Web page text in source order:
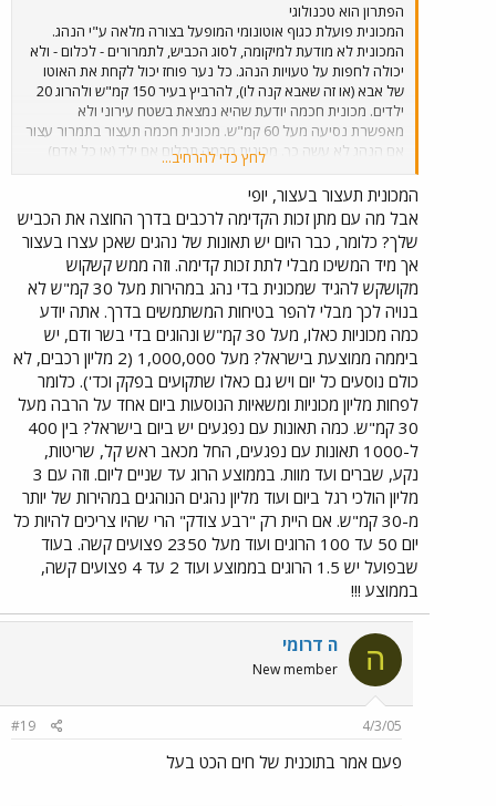
הפתרון הוא טכנולוגי
המכונית פועלת כגוף אוטונומי המופעל בצורה מלאה ע"י הנהג.
המכונית לא מודעת למיקומה, לסוג הכביש, לתמרורים - לכלום - ולא
יכולה לחפות על טעויות הנהג. כל נער פוחז יכול לקחת את האוטו
של אבא (או זה שאבא קנה לו), להרביץ בעיר 150 קמ"ש ולהרוג 20
ילדים. מכונית חכמה יודעת שהיא נמצאת בשטח עירוני ולא
מאפשרת נסיעה מעל 60 קמ"ש. מכונית חכמה תעצור בתמרור עצור
אם הנהג לא עשה כך. מכונית חכמה תבלום אם ילד (או כל אדם)
מנצא על הכביש, או מכשול אחר. על מה מדובר? פרוטוקול תקשורת
פשוט בין תמרורים למכונית? ראדאר מגלה מכשול? חשבתם פעם
איזה בזבוז זה שבכביש מהיר כל המכוניות נוסעות מקצה אחד לקצה
שני אבל הנהגים רק עסוקים בלהזהר זה מזה במקום לעזור זה לזה?
חשבתם פעם שזה בזבוז אנרגיה עצום שאף מכונית לא עוזרת בהנעה
למכונית אחרת? שכולם צריכים לנהוג? שהנהג צריך במהירות גבוהה
לעקוב אחר עיקומי הכביש ולא.... כל היחסים של דרך-נהג-מכונית
מעוותים לגמרי וזו התוצאה. כשחשבו בתחילת המאה שהמהירות
המותרת לא תהיה יותר מ 30 קמ"ש צדקו. מכונית נהוגה בידי נהג
באמת לא בנויה ליותר בלי להפר בטיחות המשתמשים בדרך.
למהירויות גבוהות יותר ולתנועה בשטח עירוני דרוש פתרון אחר,
מתקדם יותר. זה שיצרני מכוניות יודעות לייצר מנועים גדולים - ורוצות
למשוך קונים - אז מה - זה מתאים לנהיגה במסלולי מירוץ אבל לא
כפתרון תחבורתי בפני עצמו. על הפתרון להיות מלווה במערכות
בטיחות נהיגה ומערכות תקשורת כביש-רכב ורכב-רכב. מליונים
נהרגים כל שנה על הכביש. כבר עברנו כמות הרוגים בשווי של כמה
מלחמות עולם והעולם - כמנהגו נוהג.
לחץ כדי להרחיב...
המכונית תעצור בעצור, יופי
אבל מה עם מתן זכות הקדימה לרכבים בדרך החוצה את הכביש
שלך? כלומר, כבר היום יש תאונות של נהגים שאכן עצרו בעצור
אך מיד המשיכו מבלי לתת זכות קדימה. וזה ממש קשקוש
מקושקש להגיד שמכונית בדי נהג במהירות מעל 30 קמ"ש לא
בנויה לכך מבלי להפר בטיחות המשתמשים בדרך. אתה יודע
כמה מכוניות כאלו, מעל 30 קמ"ש ונהוגים בדי בשר ודם, יש
ביממה ממוצעת בישראל? מעל 1,000,000 (2 מליון רכבים, לא
כולם נוסעים כל יום ויש גם כאלו שתקועים בפקק וכד'). כלומר
לפחות מליון מכוניות ומשאיות הנוסעות ביום אחד על הרבה מעל
30 קמ"ש. כמה תאונות עם נפגעים יש ביום בישראל? בין 400
ל-1000 תאונות עם נפגעים, החל מכאב ראש קל, שריטות,
נקע, שברים ועד מוות. בממוצע הרוג עד שניים ליום. וזה עם 3
מליון הולכי רגל ביום ועוד מליון נהגים הנוהגים במהירות של יותר
מ-30 קמ"ש. אם היית רק "רבע צודק" הרי שהיו צריכים להיות כל
יום 50 עד 100 הרוגים ועוד מעל 2350 פצועים קשה. בעוד
שבפועל יש 1.5 הרוגים בממוצע ועוד 2 עד 4 פצועים קשה,
בממוצע !!!
ה ה דרומי
New member
4/3/05
#19
פעם אמר בתוכנית של חים הכט בעל